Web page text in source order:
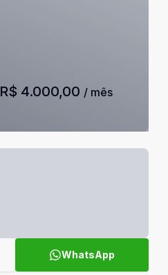
R$ 4.000,00 / mês
WhatsApp